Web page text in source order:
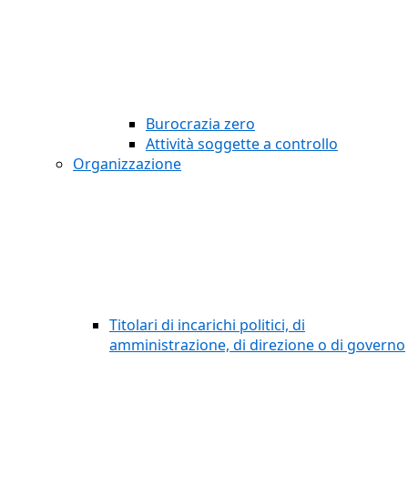
Burocrazia zero
Attività soggette a controllo
Organizzazione
Titolari di incarichi politici, di
amministrazione, di direzione o di governo